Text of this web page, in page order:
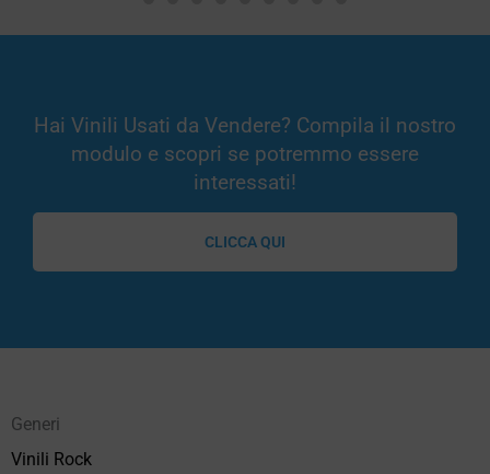
Hai Vinili Usati da Vendere? Compila il nostro
modulo e scopri se potremmo essere
interessati!
CLICCA QUI
Generi
Vinili Rock